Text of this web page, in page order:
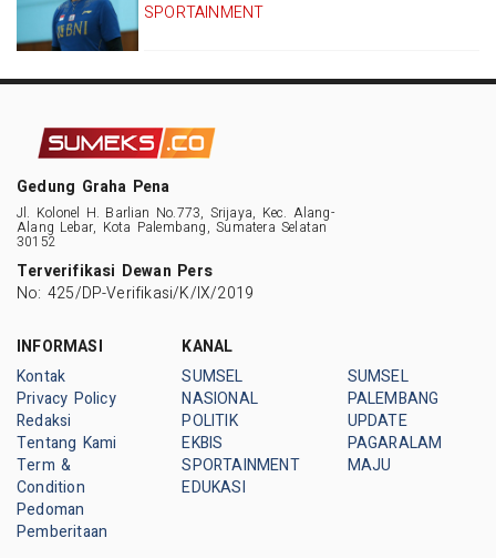
SPORTAINMENT
Gedung Graha Pena
Jl. Kolonel H. Barlian No.773, Srijaya, Kec. Alang-
Alang Lebar, Kota Palembang, Sumatera Selatan
30152
Terverifikasi Dewan Pers
No: 425/DP-Verifikasi/K/IX/2019
INFORMASI
Kontak
Privacy Policy
Redaksi
Tentang Kami
Term &
Condition
Pedoman
Pemberitaan
KANAL
SUMSEL
NASIONAL
POLITIK
EKBIS
SPORTAINMENT
EDUKASI
SUMSEL
PALEMBANG
UPDATE
PAGARALAM
MAJU